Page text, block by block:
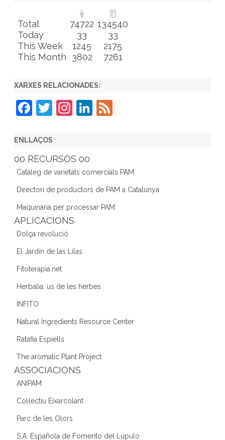
Total 74722 134540
Today
33
33
This Week
1245
2175
This Month
3802 7261
XARXES RELACIONADES:
F
c
e
b
o
o
k
T
er
In
gr
a
m
Li
dI
n
ENLLAÇOS
00 RECURSOS 00
Catàleg de varietats comercials PAM
Directori de productors de PAM a Catalunya
Maquinària per processar PAM
APLICACIONS
Dolça revolució
El Jardín de las Lilas
Fitoterapia.net
Herbalia: us de les herbes
INFITO
Natural Ingredients Resource Center
Ratafia Espiells
The aromatic Plant Project
ASSOCIACIONS
ANIPAM
Col·lectiu Eixarcolant
Parc de les Olors
S.A. Española de Fomento del Lúpulo